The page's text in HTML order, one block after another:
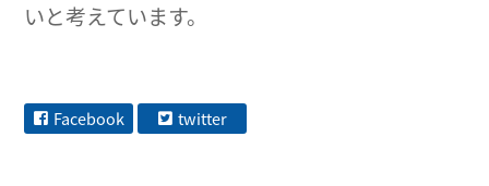
いと考えています。
Facebook twitter